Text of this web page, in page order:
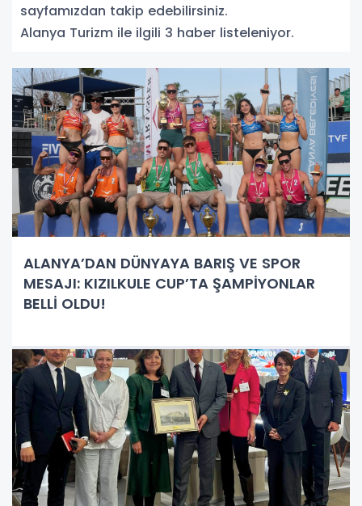
sayfamızdan takip edebilirsiniz.
Alanya Turizm ile ilgili 3 haber listeleniyor.
ALANYA’DAN DÜNYAYA BARIŞ VE SPOR
MESAJI: KIZILKULE CUP’TA ŞAMPİYONLAR
BELLİ OLDU!